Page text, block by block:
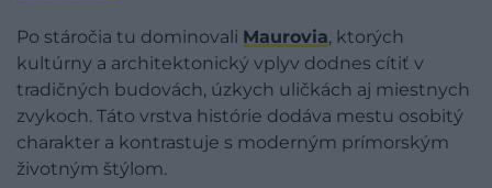
Po stáročia tu dominovali Maurovia, ktorých
kultúrny a architektonický vplyv dodnes cítiť v
tradičných budovách, úzkych uličkách aj miestnych
zvykoch. Táto vrstva histórie dodáva mestu osobitý
charakter a kontrastuje s moderným prímorským
životným štýlom.